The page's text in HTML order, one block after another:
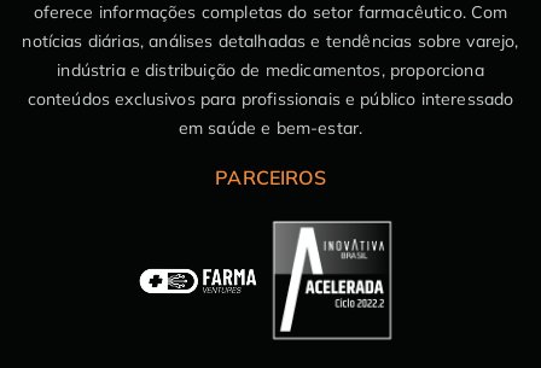
oferece informações completas do setor farmacêutico. Com
notícias diárias, análises detalhadas e tendências sobre varejo,
indústria e distribuição de medicamentos, proporciona
conteúdos exclusivos para profissionais e público interessado
em saúde e bem-estar.
PARCEIROS